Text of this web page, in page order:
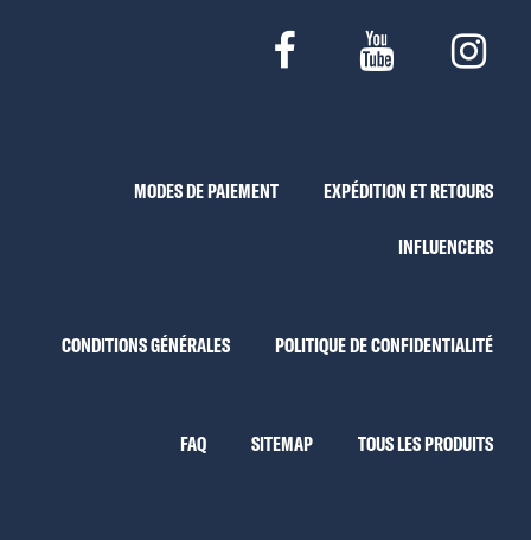
MODES DE PAIEMENT EXPÉDITION ET RETOURS
INFLUENCERS
CONDITIONS GÉNÉRALES POLITIQUE DE CONFIDENTIALITÉ
FAQ SITEMAP TOUS LES PRODUITS